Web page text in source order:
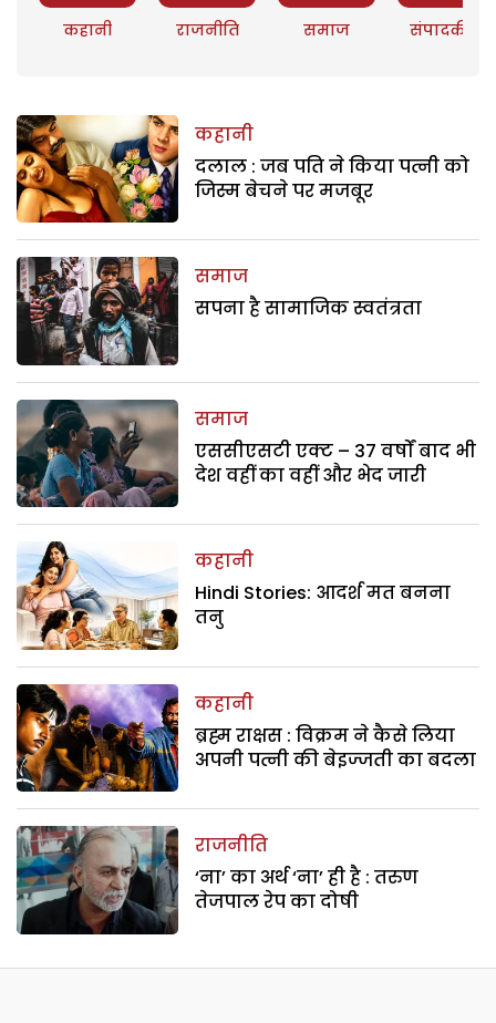
कहानी राजनीति समाज संपादकीय
कहानी
दलाल : जब पति ने किया पत्नी को
जिस्म बेचने पर मजबूर
समाज
सपना है सामाजिक स्वतंत्रता
समाज
एससीएसटी एक्ट – 37 वर्षों बाद भी
देश वहीं का वहीं और भेद जारी
कहानी
Hindi Stories: आदर्श मत बनना
तनु
कहानी
ब्रह्म राक्षस : विक्रम ने कैसे लिया
अपनी पत्नी की बेइज्जती का बदला
राजनीति
‘ना’ का अर्थ ‘ना’ ही है : तरुण
तेजपाल रेप का दोषी